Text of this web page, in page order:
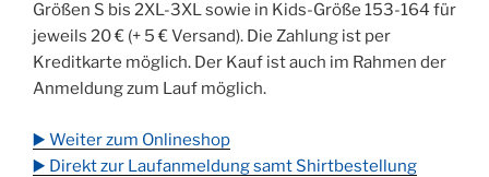
Größen S bis 2XL-3XL sowie in Kids-Größe 153-164 für
jeweils 20 € (+ 5 € Versand). Die Zahlung ist per
Kreditkarte möglich. Der Kauf ist auch im Rahmen der
Anmeldung zum Lauf möglich.
▶️ Weiter zum Onlineshop
▶️ Direkt zur Laufanmeldung samt Shirtbestellung